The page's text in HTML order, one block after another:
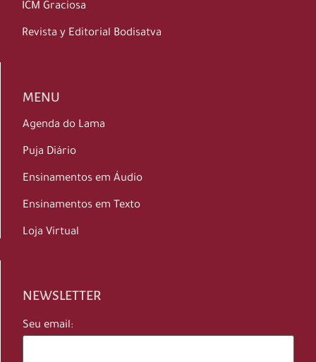
ICM Graciosa
Revista y Editorial Bodisatva
MENU
Agenda do Lama
Puja Diário
Ensinamentos em Áudio
Ensinamentos em Texto
Loja Virtual
NEWSLETTER
Seu email: